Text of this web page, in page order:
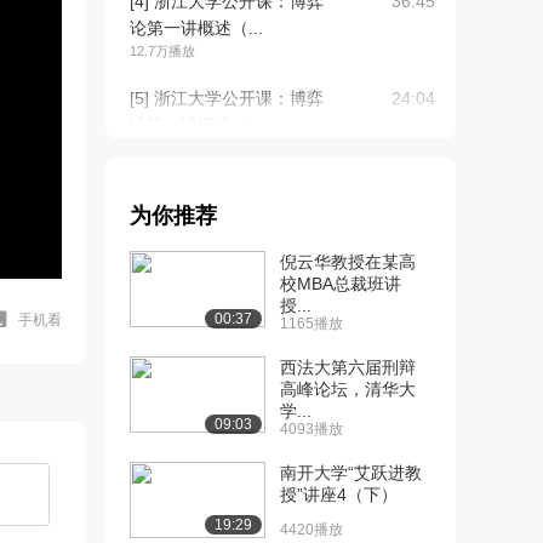
手机看
论第一讲概述（...
12.7万播放
[5] 浙江大学公开课：博弈
24:04
论第一讲概述（...
[7] 浙江大学公开课：课程
及老师简介
03:54
[8] 浙江大学公开课：博弈
论第二讲 基本...
36:52
[9] 浙江大学公开课：博弈
论第二讲基本假...
7.8万播放
23:30
为你推荐
00:37
倪云华教授在某高
校MBA总裁班讲
授...
1165播放
09:03
西法大第六届刑辩
高峰论坛，清华大
学...
4093播放
19:29
南开大学“艾跃进教
授”讲座4（下）
4420播放